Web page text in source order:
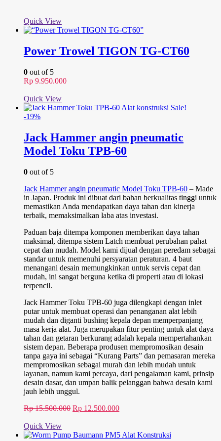
Quick View
Power Trowel TIGON TG-CT60
0 out of 5
Rp 9.950.000
Quick View
Sale!
-19%
Jack Hammer angin pneumatic
Model Toku TPB-60
0 out of 5
Jack Hammer angin pneumatic Model Toku TPB-60 – Made
in Japan. Produk ini dibuat dari bahan berkualitas tinggi untuk
memastikan Anda mendapatkan daya tahan dan kinerja
terbaik, memaksimalkan laba atas investasi.
Paduan baja ditempa komponen memberikan daya tahan
maksimal, ditempa sistem Latch membuat perubahan pahat
cepat dan mudah. Model kami dijual dengan peredam sebagai
standar untuk memenuhi persyaratan peraturan. 4 baut
menangani desain memungkinkan untuk servis cepat dan
mudah, ini sangat berguna ketika di properti atau di lokasi
terpencil.
Jack Hammer Toku TPB-60 juga dilengkapi dengan inlet
putar untuk membuat operasi dan penanganan alat lebih
mudah dan diganti bushing kepala depan memperpanjang
masa kerja alat. Juga merupakan fitur penting untuk alat daya
tahan dan getaran berkurang adalah kepala mempertahankan
sistem depan. Beberapa produsen mempromosikan desain
tanpa gaya ini sebagai “Kurang Parts” dan pemasaran mereka
mempromosikan sebagai murah dan lebih mudah untuk
layanan, namun kami percaya, dari pengalaman kami, prinsip
desain dasar, dan umpan balik pelanggan bahwa desain kami
jauh lebih unggul.
Rp15.500.000 Harga
Rp 15.500.000.
Rp 12.500.000Harga
adalah:
Quick View